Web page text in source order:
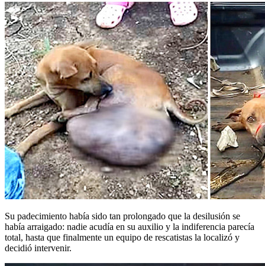
Su padecimiento había sido tan prolongado que la desilusión se
había arraigado: nadie acudía en su auxilio y la indiferencia parecía
total, hasta que finalmente un equipo de rescatistas la localizó y
decidió intervenir.